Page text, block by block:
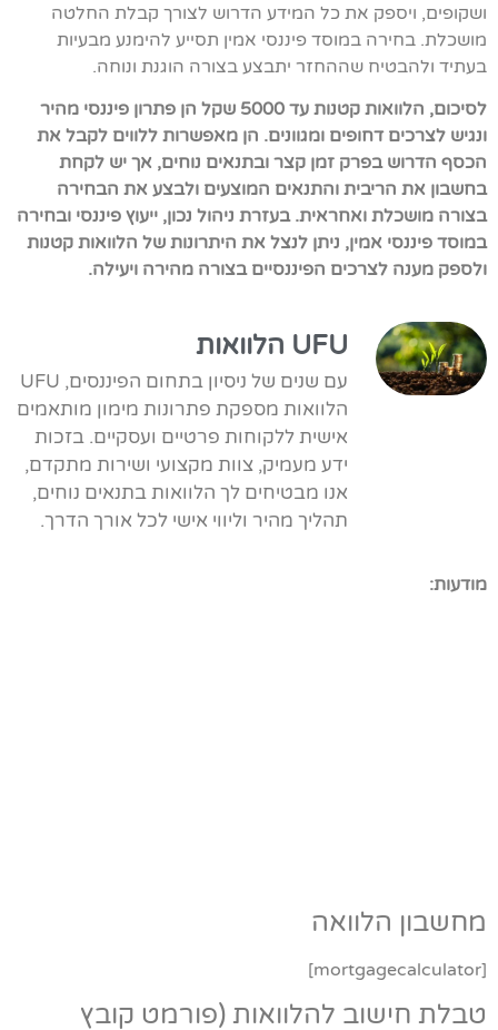
ושקופים, ויספק את כל המידע הדרוש לצורך קבלת החלטה
מושכלת. בחירה במוסד פיננסי אמין תסייע להימנע מבעיות
בעתיד ולהבטיח שההחזר יתבצע בצורה הוגנת ונוחה.
לסיכום, הלוואות קטנות עד 5000 שקל הן פתרון פיננסי מהיר
ונגיש לצרכים דחופים ומגוונים. הן מאפשרות ללווים לקבל את
הכסף הדרוש בפרק זמן קצר ובתנאים נוחים, אך יש לקחת
בחשבון את הריבית והתנאים המוצעים ולבצע את הבחירה
בצורה מושכלת ואחראית. בעזרת ניהול נכון, ייעוץ פיננסי ובחירה
במוסד פיננסי אמין, ניתן לנצל את היתרונות של הלוואות קטנות
ולספק מענה לצרכים הפיננסיים בצורה מהירה ויעילה.
UFU הלוואות
עם שנים של ניסיון בתחום הפיננסים, UFU
הלוואות מספקת פתרונות מימון מותאמים
אישית ללקוחות פרטיים ועסקיים. בזכות
ידע מעמיק, צוות מקצועי ושירות מתקדם,
אנו מבטיחים לך הלוואות בתנאים נוחים,
תהליך מהיר וליווי אישי לכל אורך הדרך.
מודעות:
מחשבון הלוואה
[mortgagecalculator]
טבלת חישוב להלוואות (פורמט קובץ